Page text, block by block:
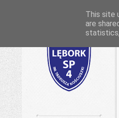
This site
are